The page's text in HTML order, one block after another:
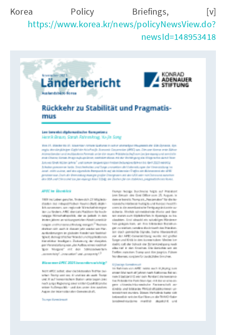
[v] Korea Policy Briefings,
https://www.korea.kr/news/policyNewsView.do?
newsId=148953418